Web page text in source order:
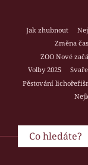
Jak zhubnout
Změna
ZOO Nové
Volby 2025
Pěstování